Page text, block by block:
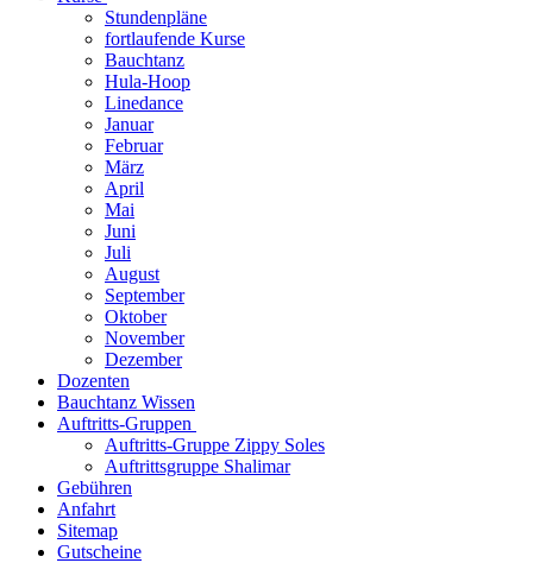
Stundenpläne
fortlaufende Kurse
Bauchtanz
Hula-Hoop
Linedance
Januar
Februar
März
April
Mai
Juni
Juli
August
September
Oktober
November
Dezember
Dozenten
Bauchtanz Wissen
Auftritts-Gruppen
Auftritts-Gruppe Zippy Soles
Auftrittsgruppe Shalimar
Gebühren
Anfahrt
Sitemap
Gutscheine